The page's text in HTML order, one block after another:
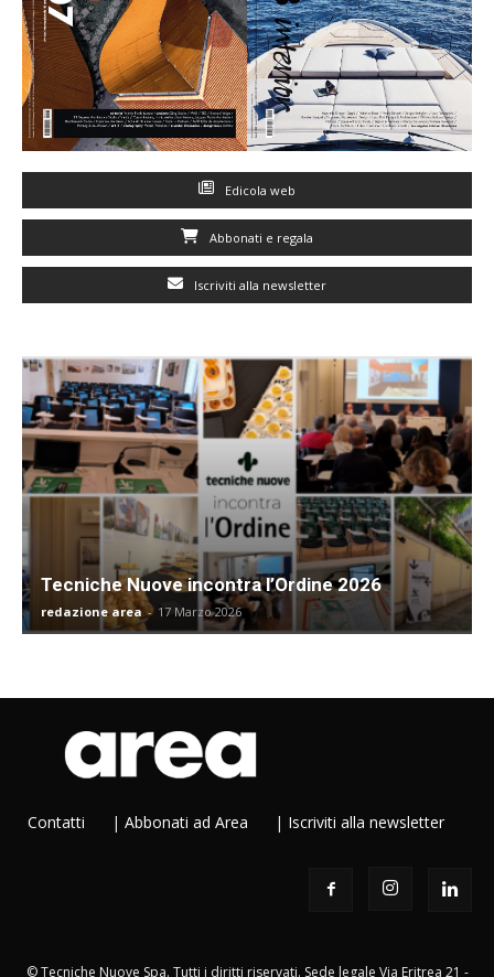
Edicola web
Abbonati e regala
Iscriviti alla newsletter
Tecniche Nuove incontra l’Ordine 2026
redazione area - 17 Marzo 2026
Contatti | Abbonati ad Area | Iscriviti alla newsletter
© Tecniche Nuove Spa. Tutti i diritti riservati. Sede legale Via Eritrea 21 -